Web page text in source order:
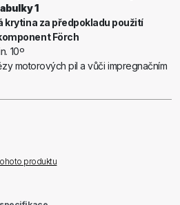
1
krytina za předpokladu použití
Förch
10º
motorových pil a vůči impregnačním
vlhkosti na vnitřní straně
vodyproduktu